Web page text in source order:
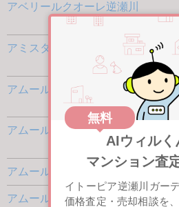
アベリールクオーレ逆瀬川
アミスタ仁川
アムール逆瀬川
アムール宝塚
アムール宝塚2
アムール宝塚オトゥール
無料
AIウィルく
マンション査
イトーピア逆瀬川ガー
価格査定・売却相談を